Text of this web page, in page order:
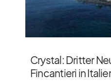
Crystal: Dritter
Fincantieri in